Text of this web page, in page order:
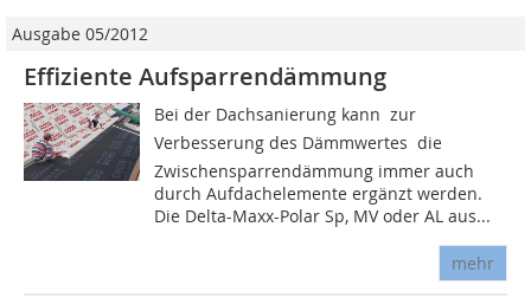
Ausgabe 05/2012
Effiziente Aufsparrendämmung
Bei der Dachsanierung kann  zur
Verbesserung des Dämmwertes  die
Zwischensparrendämmung immer auch
durch Aufdachelemente ergänzt werden.
Die Delta-Maxx-Polar Sp, MV oder AL aus...
mehr